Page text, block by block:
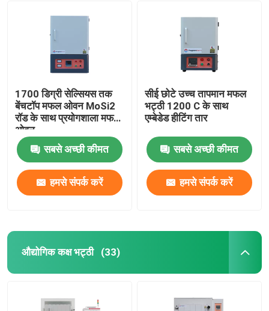
1700 डिग्री सेल्सियस तक
बेंचटॉप मफल ओवन MoSi2
रॉड के साथ प्रयोगशाला मफल
ओवन
सबसे अच्छी कीमत
हमसे संपर्क करें
सीई छोटे उच्च तापमान मफल
भट्ठी 1200 C के साथ
एम्बेडेड हीटिंग तार
सबसे अच्छी कीमत
हमसे संपर्क करें
औद्योगिक कक्ष भट्ठी (33)